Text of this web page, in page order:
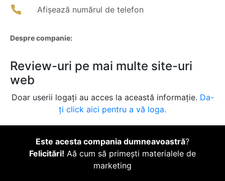
Afișează numărul de telefon
Despre companie:
Review-uri pe mai multe site-uri
web
Doar userii logați au acces la această informație. Da-
ți click aici pentru a vă loga.
Este acesta compania dumneavoastră?
Felicitări! Aă cum să primești materialele de
marketing